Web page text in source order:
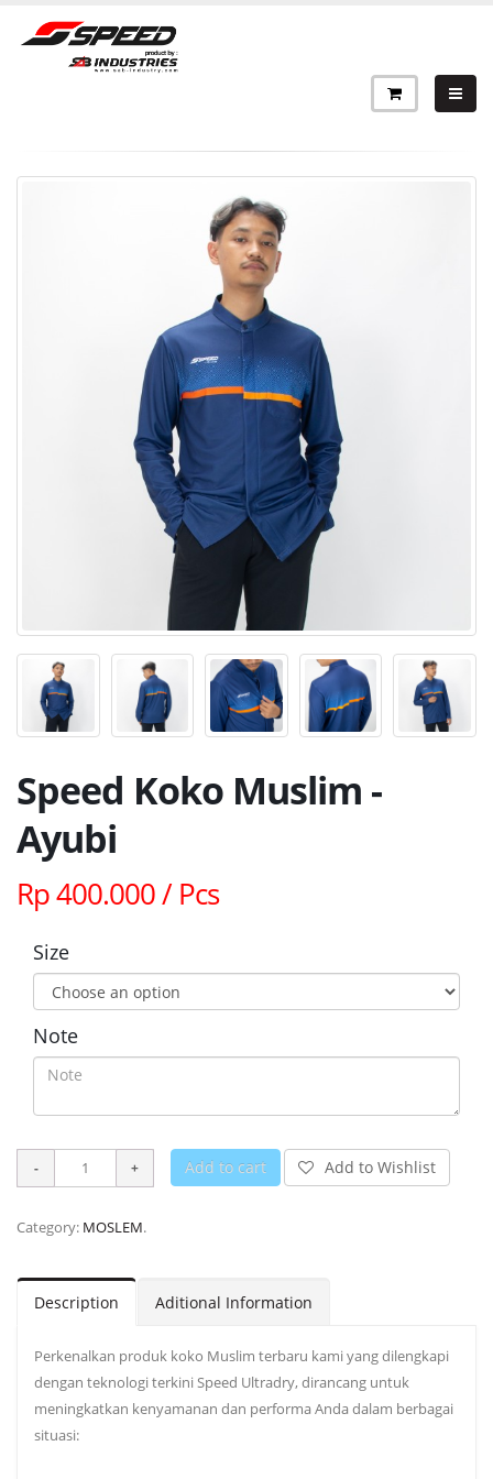
Speed Koko Muslim -
Ayubi
Rp 400.000 / Pcs
Size
Note
Add to cart Add to Wishlist
Category: MOSLEM.
Description Aditional Information
Perkenalkan produk koko Muslim terbaru kami yang dilengkapi
dengan teknologi terkini Speed Ultradry, dirancang untuk
meningkatkan kenyamanan dan performa Anda dalam berbagai
situasi: